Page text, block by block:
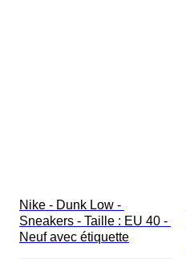
Nike - Dunk Low -
Sneakers - Taille : EU 40 -
Neuf avec étiquette